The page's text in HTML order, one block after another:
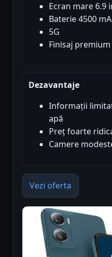
Ecran mare 6.9
Baterie 4500
5G
Finisaj premium
Dezavantaje
Informații
apă
Preț foarte
Camere
Vezi oferta